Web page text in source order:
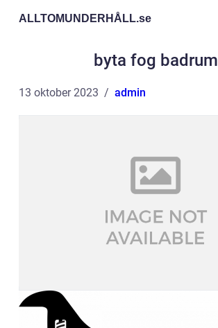
ALLTOMUNDERHÅLL.se
byta fog badrum
13 oktober 2023 admin